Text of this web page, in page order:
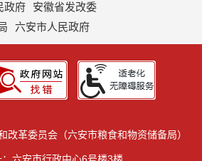
政府
安徽省发改委
六安市人民政府
改革委员会（六安市粮食和物资储备局）